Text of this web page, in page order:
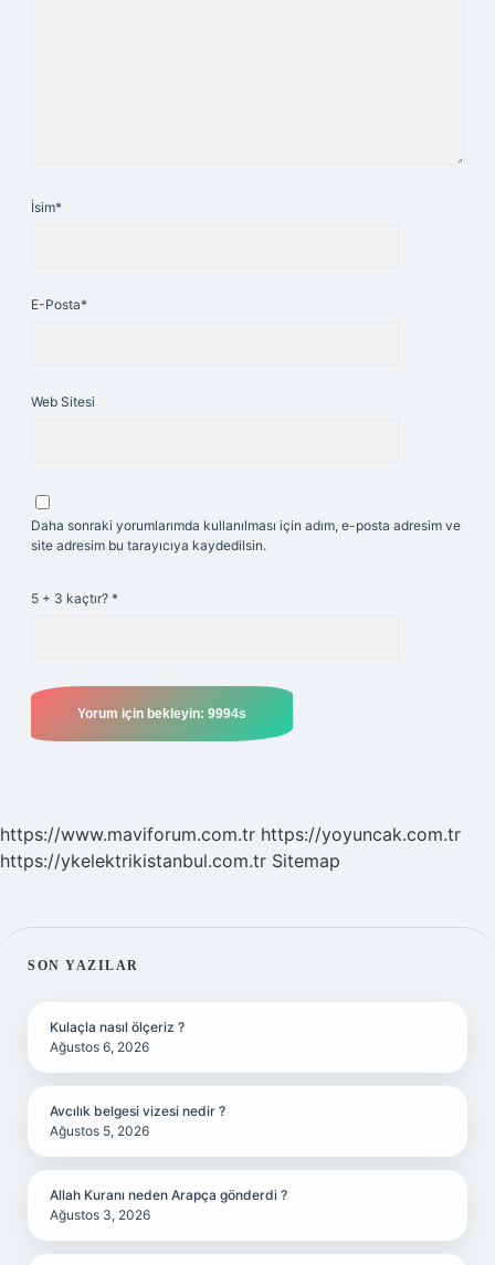
İsim*
E-Posta*
Web Sitesi
Daha sonraki yorumlarımda kullanılması için adım, e-posta adresim ve
site adresim bu tarayıcıya kaydedilsin.
5 + 3 kaçtır? *
https://www.maviforum.com.tr https://yoyuncak.com.tr
https://ykelektrikistanbul.com.tr Sitemap
SIDEBAR
SON YAZILAR
Kulaçla nasıl ölçeriz ?
Ağustos 6, 2026
Avcılık belgesi vizesi nedir ?
Ağustos 5, 2026
Allah Kuranı neden Arapça gönderdi ?
Ağustos 3, 2026